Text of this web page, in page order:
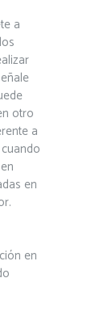
a
otro
a
en
en